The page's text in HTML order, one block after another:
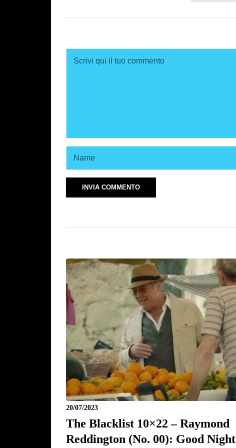
20/07/2023
The Blacklist 10×22 – Raymond
Reddington (No. 00): Good Night